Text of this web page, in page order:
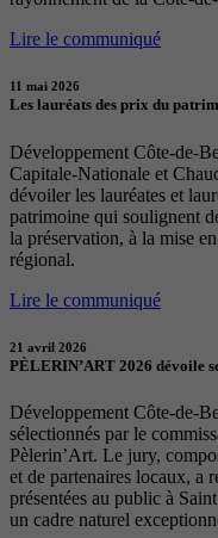
Lire le communiqué
11 mai 2026
Les lauréats des prix du
Développement Côte-de-
Capitale-Nationale et
dévoiler les lauréates et
patrimoine qui soulignent
la préservation, à la mise
régional.
Lire le communiqué
21 avril 2026
PÈLERIN’ART 2026 dévoile
Développement Côte-de-
sélectionnés par le
Pèlerin’Art. Le jury,
et de partenaires locaux, a
présentées au public à
un cadre naturel